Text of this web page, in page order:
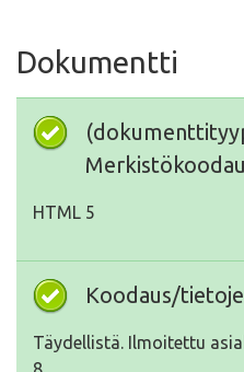
Dokumentti
HTML 5
Koodaus/
Täydellistä. Ilmoitettu